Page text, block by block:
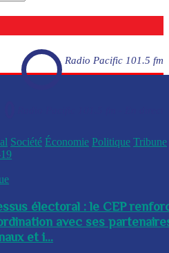
Radio Pacific 101.5 fm
Société Économie Politique Tribune
électoral : le CEP
avec ses
et i...